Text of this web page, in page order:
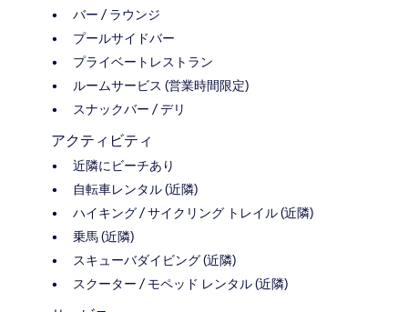
バー / ラウンジ
プールサイドバー
プライベートレストラン
ルームサービス (営業時間限定)
スナックバー / デリ
アクティビティ
近隣にビーチあり
自転車レンタル (近隣)
ハイキング / サイクリング トレイル (近隣)
乗馬 (近隣)
スキューバダイビング (近隣)
スクーター / モペッド レンタル (近隣)